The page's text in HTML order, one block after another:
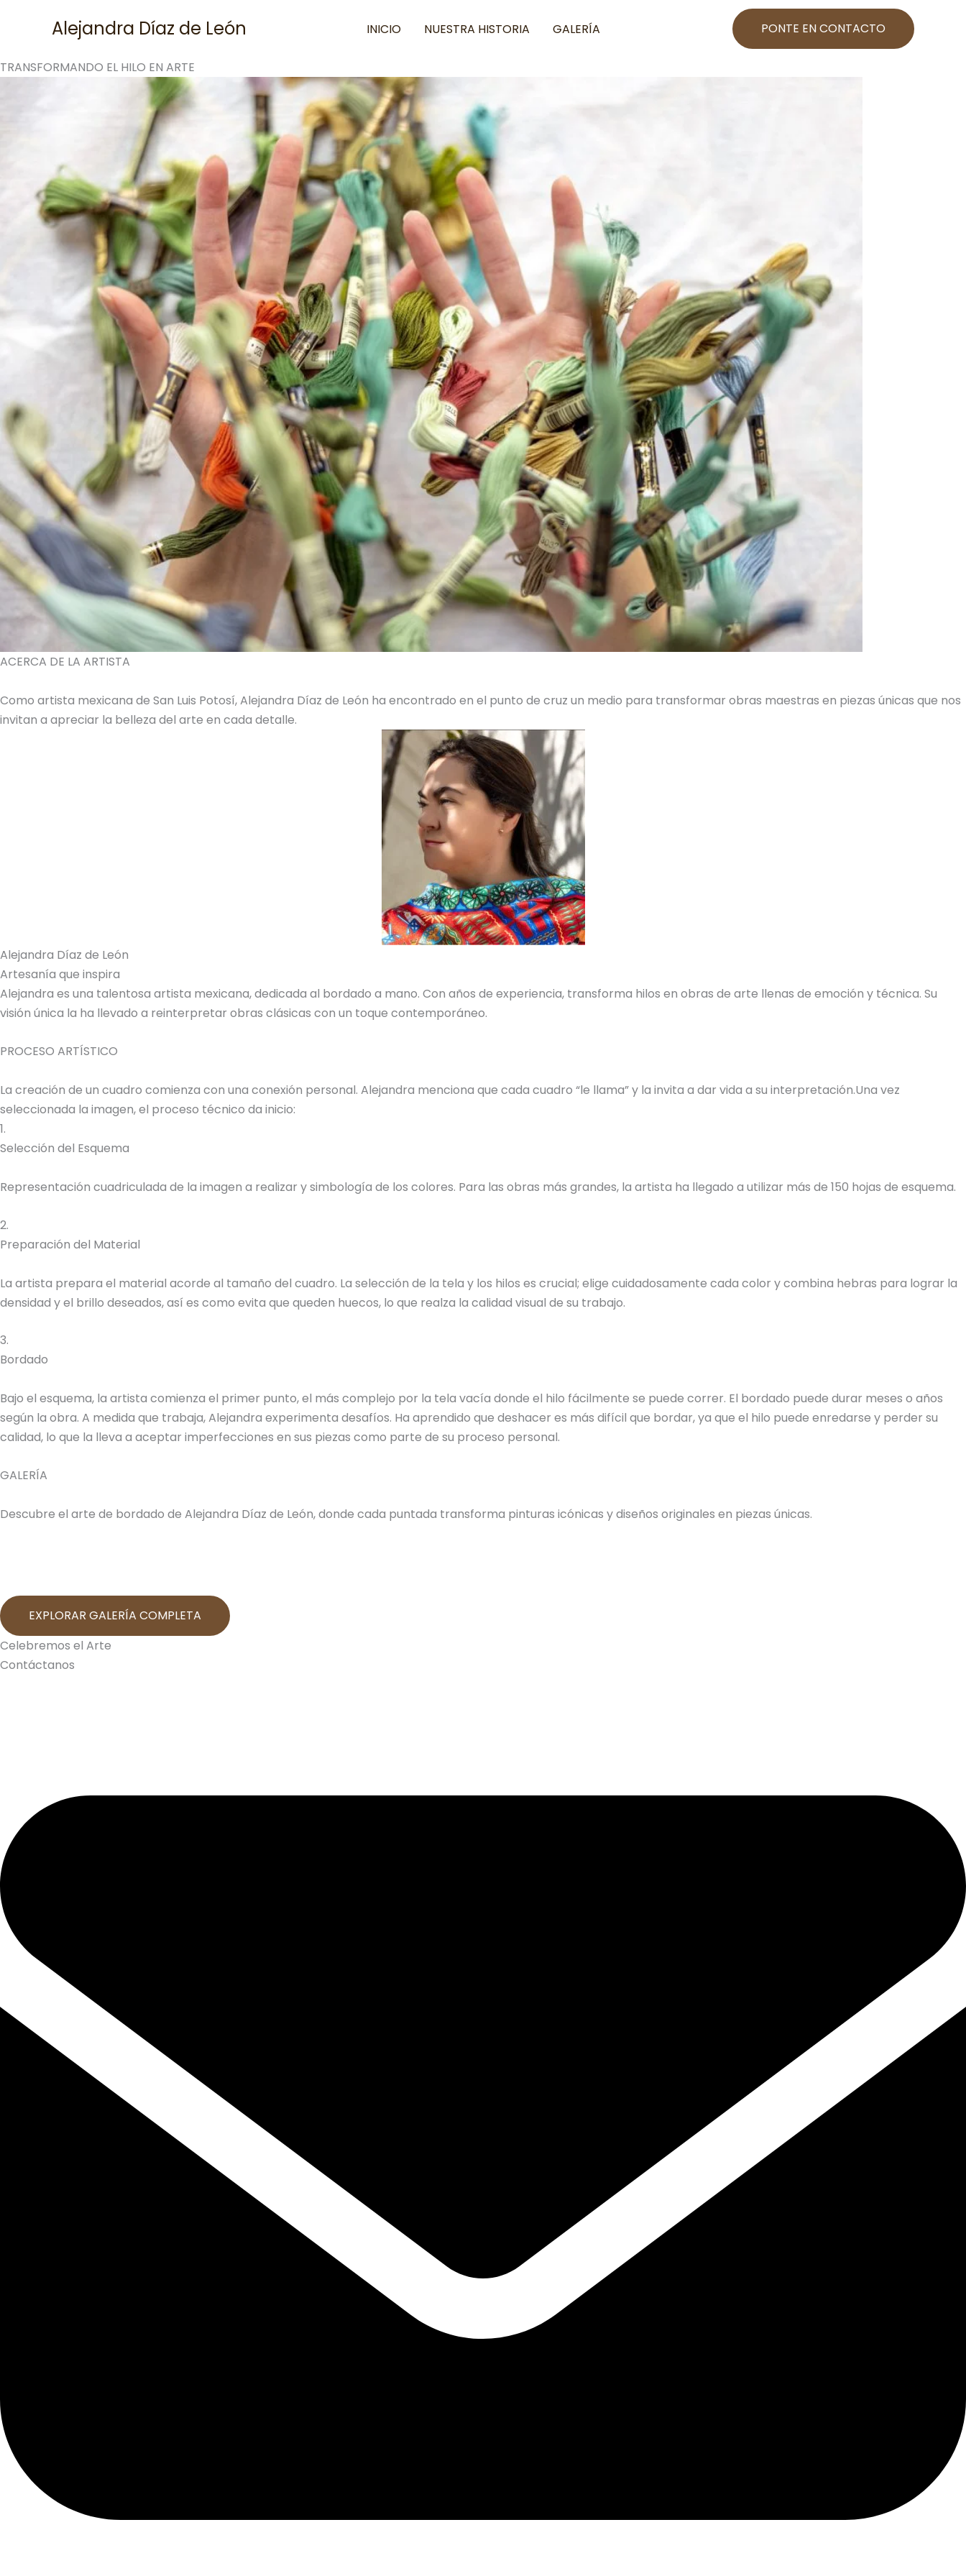
Alejandra Díaz de León INICIO NUESTRA HISTORIA GALERÍA PONTE EN CONTACTO
TRANSFORMANDO EL HILO EN ARTE
ACERCA DE LA ARTISTA
Como artista mexicana de San Luis Potosí, Alejandra Díaz de León ha encontrado en el punto de cruz un medio para transformar obras maestras en piezas únicas que nos
invitan a apreciar la belleza del arte en cada detalle.
Alejandra Díaz de León
Artesanía que inspira
Alejandra es una talentosa artista mexicana, dedicada al bordado a mano. Con años de experiencia, transforma hilos en obras de arte llenas de emoción y técnica. Su
visión única la ha llevado a reinterpretar obras clásicas con un toque contemporáneo.
PROCESO ARTÍSTICO
La creación de un cuadro comienza con una conexión personal. Alejandra menciona que cada cuadro “le llama” y la invita a dar vida a su interpretación.Una vez
seleccionada la imagen, el proceso técnico da inicio:
1.
Selección del Esquema
Representación cuadriculada de la imagen a realizar y simbología de los colores. Para las obras más grandes, la artista ha llegado a utilizar más de 150 hojas de esquema.
2.
Preparación del Material
La artista prepara el material acorde al tamaño del cuadro. La selección de la tela y los hilos es crucial; elige cuidadosamente cada color y combina hebras para lograr la
densidad y el brillo deseados, así es como evita que queden huecos, lo que realza la calidad visual de su trabajo.
3.
Bordado
Bajo el esquema, la artista comienza el primer punto, el más complejo por la tela vacía donde el hilo fácilmente se puede correr. El bordado puede durar meses o años
según la obra. A medida que trabaja, Alejandra experimenta desafíos. Ha aprendido que deshacer es más difícil que bordar, ya que el hilo puede enredarse y perder su
calidad, lo que la lleva a aceptar imperfecciones en sus piezas como parte de su proceso personal.
GALERÍA
Descubre el arte de bordado de Alejandra Díaz de León, donde cada puntada transforma pinturas icónicas y diseños originales en piezas únicas.
EXPLORAR GALERÍA COMPLETA
Celebremos el Arte
Contáctanos